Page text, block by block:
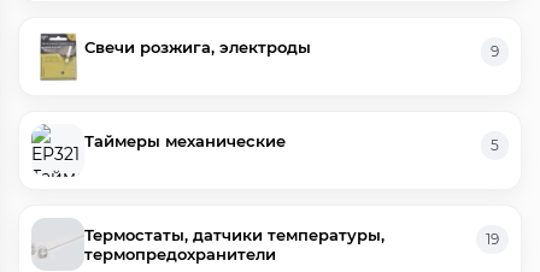
Свечи розжига, электроды 9
Таймеры механические 5
Термостаты, датчики температуры,
термопредохранители
19